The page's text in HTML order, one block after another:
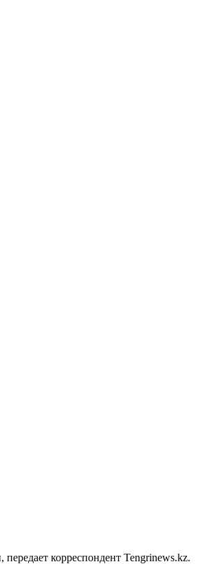
корреспондент Tengrinews.kz.